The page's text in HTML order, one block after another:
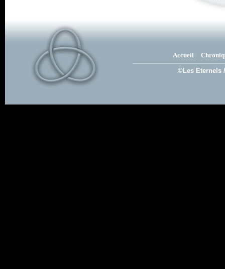
Accueil
©Les Eternels